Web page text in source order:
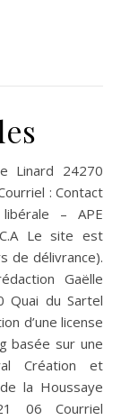
: Contact
– APE
Le site est
de délivrance).
Gaëlle
Quai du Sartel
d’une license
basée sur une
Création et
la Houssaye
06 Courriel